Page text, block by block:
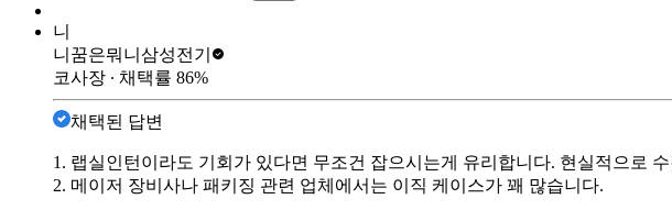
니
니꿈은뭐니 삼성전기
코사장 ∙ 채택률 86%
채택된 답변
1. 랩실인턴이라도 기회가 있다면 무조건 잡으시는게 유리합니다. 현실적으로
2. 메이저 장비사나 패키징 관련 업체에서는 이직 케이스가 꽤 많습니다.